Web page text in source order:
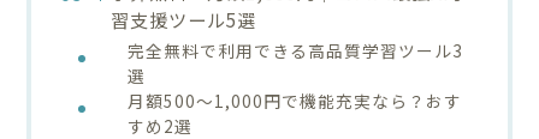
習支援ツール5選
完全無料で利用できる高品質学習ツール3
選
月額500～1,000円で機能充実なら？おす
すめ2選